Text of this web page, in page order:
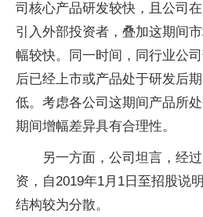
司核心产品研发较快，且公司
引入外部投资者，叠加这期间
幅较快。同一时间，同行业公
后已经上市或产品处于研发后
低。考虑各公司这期间产品所
期间增幅差异具有合理性。
另一方面，公司坦言，经
资，自2019年1月1日至招股说
结构较为分散。